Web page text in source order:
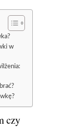
w
czy